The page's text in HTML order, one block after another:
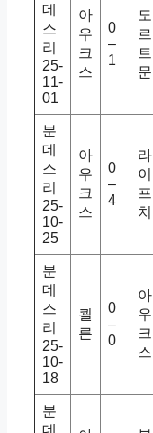
데
스
리
25-
11-
01
아
우
크
스
0
–
1
도
르
트
문
분
데
스
리
25-
10-
25
아
우
크
스
0
–
4
라
이
프
치
분
데
스
리
25-
10-
18
쾰
른
0
–
0
아
우
크
스
분
데